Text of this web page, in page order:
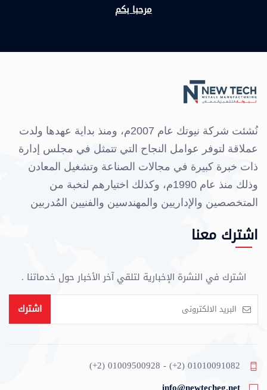
مرحبا بكم
نُشئت شركة نيوتك عام 2007م، ومنذ بداية عهدها ولدت
عملاقة لتوفر عوامل النجاح التي تتمثل في مجلس إدارة
ذات خبرة كبيرة في مجالات الصناعة وتشغيل المعادن
وذلك منذ عام 1990م، وكذلك اختيارهم لنخبة من
المتخصصين والإداريين والمهندسين والفنيين المُدربين
كافة مجالات الصناعة.
الأخري في مجالات تشغيل وتشكيل جميع أنواع المعادن
وتصنيع أجزاء من التكيفات والسيارات وصناعة الإسطمبات
عملائنا وتلبية احتياجاتهم وتوقعاتهم فقد حصلت الشركة
اشترك معنا
اشترك في النشرة الإخبارية لتلقي آخر الأخبار حول خدماتنا .
اشترك
(+2) 01009500928 - (+2) 01010091082